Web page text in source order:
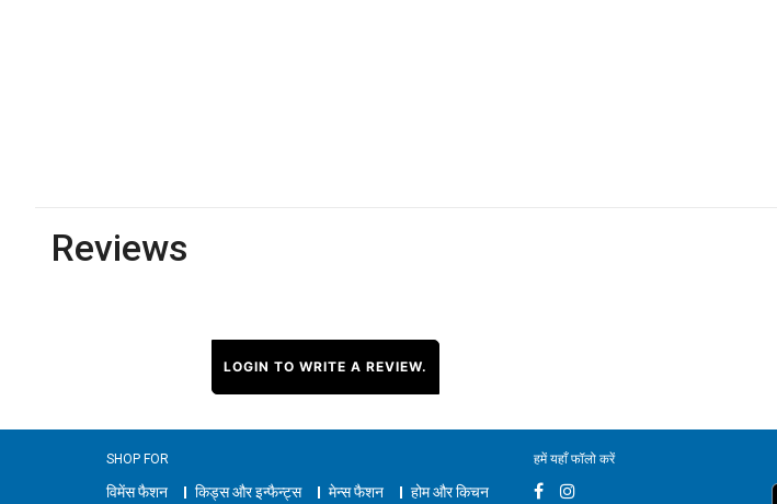
Reviews
LOGIN TO WRITE A REVIEW.
SHOP FOR
विमेंस फैशन किड्स और इन्फैन्ट्स मेन्स फैशन
होम और किचन
हमें यहाँ फॉलो करें